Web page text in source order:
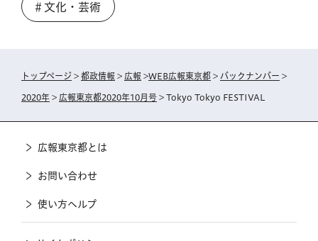
＃文化・芸術
トップページ > 都政情報 > 広報 >WEB広報東京都 > バックナンバー >
2020年 > 広報東京都2020年10月号 > Tokyo Tokyo FESTIVAL
広報東京都とは
お問い合わせ
使い方ヘルプ